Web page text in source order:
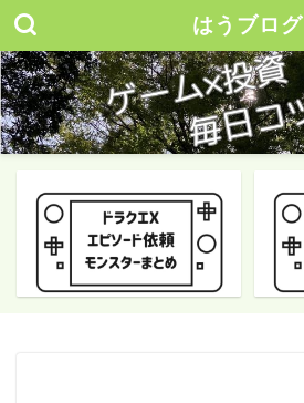
はうブログ